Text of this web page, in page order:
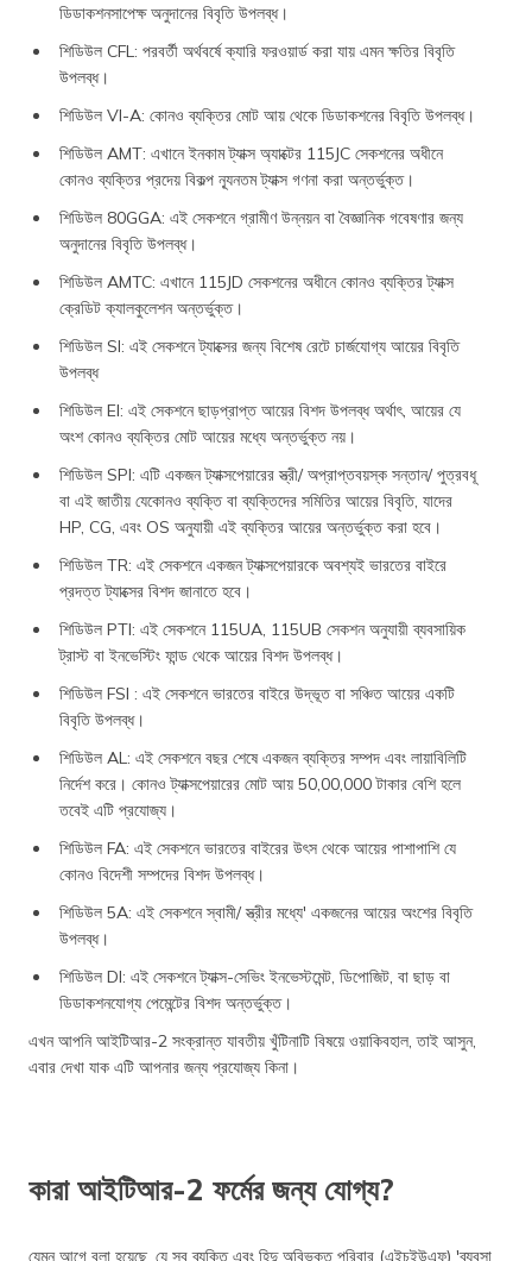
ডিডাকশনসাপেক্ষ অনুদানের বিবৃতি উপলব্ধ।
শিডিউল CFL: পরবর্তী অর্থবর্ষে ক্যারি ফরওয়ার্ড করা যায় এমন ক্ষতির বিবৃতি
উপলব্ধ।
শিডিউল VI-A: কোনও ব্যক্তির মোট আয় থেকে ডিডাকশনের বিবৃতি উপলব্ধ।
শিডিউল AMT: এখানে ইনকাম ট্যাক্স অ্যাক্টের 115JC সেকশনের অধীনে
কোনও ব্যক্তির প্রদেয় বিকল্প ন্যূনতম ট্যাক্স গণনা করা অন্তর্ভুক্ত।
শিডিউল 80GGA: এই সেকশনে গ্রামীণ উন্নয়ন বা বৈজ্ঞানিক গবেষণার জন্য
অনুদানের বিবৃতি উপলব্ধ।
শিডিউল AMTC: এখানে 115JD সেকশনের অধীনে কোনও ব্যক্তির ট্যাক্স
ক্রেডিট ক্যালকুলেশন অন্তর্ভুক্ত।
শিডিউল SI: এই সেকশনে ট্যাক্সের জন্য বিশেষ রেটে চার্জযোগ্য আয়ের বিবৃতি
উপলব্ধ
শিডিউল EI: এই সেকশনে ছাড়প্রাপ্ত আয়ের বিশদ উপলব্ধ অর্থাৎ, আয়ের যে
অংশ কোনও ব্যক্তির মোট আয়ের মধ্যে অন্তর্ভুক্ত নয়।
শিডিউল SPI: এটি একজন ট্যাক্সপেয়ারের স্ত্রী/ অপ্রাপ্তবয়স্ক সন্তান/ পুত্রবধূ
বা এই জাতীয় যেকোনও ব্যক্তি বা ব্যক্তিদের সমিতির আয়ের বিবৃতি, যাদের
HP, CG, এবং OS অনুযায়ী এই ব্যক্তির আয়ের অন্তর্ভুক্ত করা হবে।
শিডিউল TR: এই সেকশনে একজন ট্যাক্সপেয়ারকে অবশ্যই ভারতের বাইরে
প্রদত্ত ট্যাক্সের বিশদ জানাতে হবে।
শিডিউল PTI: এই সেকশনে 115UA, 115UB সেকশন অনুযায়ী ব্যবসায়িক
ট্রাস্ট বা ইনভেস্টিং ফান্ড থেকে আয়ের বিশদ উপলব্ধ।
শিডিউল FSI : এই সেকশনে ভারতের বাইরে উদ্ভূত বা সঞ্চিত আয়ের একটি
বিবৃতি উপলব্ধ।
শিডিউল AL: এই সেকশনে বছর শেষে একজন ব্যক্তির সম্পদ এবং লায়াবিলিটি
নির্দেশ করে। কোনও ট্যাক্সপেয়ারের মোট আয় 50,00,000 টাকার বেশি হলে
তবেই এটি প্রযোজ্য।
শিডিউল FA: এই সেকশনে ভারতের বাইরের উৎস থেকে আয়ের পাশাপাশি যে
কোনও বিদেশী সম্পদের বিশদ উপলব্ধ।
শিডিউল 5A: এই সেকশনে স্বামী/ স্ত্রীর মধ্যে' একজনের আয়ের অংশের বিবৃতি
উপলব্ধ।
শিডিউল DI: এই সেকশনে ট্যাক্স-সেভিং ইনভেস্টমেন্ট, ডিপোজিট, বা ছাড় বা
ডিডাকশনযোগ্য পেমেন্টের বিশদ অন্তর্ভুক্ত।
এখন আপনি আইটিআর-2 সংক্রান্ত যাবতীয় খুঁটিনাটি বিষয়ে ওয়াকিবহাল, তাই আসুন,
এবার দেখা যাক এটি আপনার জন্য প্রযোজ্য কিনা।
কারা আইটিআর-2 ফর্মের জন্য যোগ্য?
যেমন আগে বলা হয়েছে, যে সব ব্যক্তি এবং হিন্দু অবিভক্ত পরিবার (এইচইউএফ) 'ব্যবসা